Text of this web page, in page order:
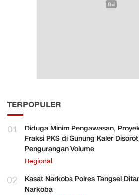
TERPOPULER
01
Diduga Minim Pengawasan,
Fraksi PKS di Gunung Kaler
Pengurangan Volume
Regional
02
Kasat Narkoba Polres Tangsel
Narkoba